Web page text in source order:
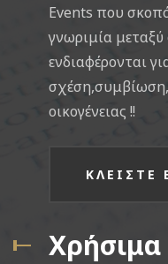
Events που
γνωριμία
ενδιαφέρονται
οικογένειας !!
ΚΛΕΙΣΤΕ